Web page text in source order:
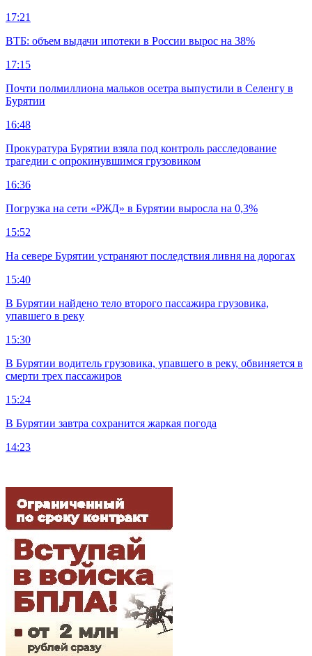
17:21
ВТБ: объем выдачи ипотеки в России вырос на 38%
17:15
Почти полмиллиона мальков осетра выпустили в Селенгу в
Бурятии
16:48
Прокуратура Бурятии взяла под контроль расследование
трагедии с опрокинувшимся грузовиком
16:36
Погрузка на сети «РЖД» в Бурятии выросла на 0,3%
15:52
На севере Бурятии устраняют последствия ливня на дорогах
15:40
В Бурятии найдено тело второго пассажира грузовика,
упавшего в реку
15:30
В Бурятии водитель грузовика, упавшего в реку, обвиняется в
смерти трех пассажиров
15:24
В Бурятии завтра сохранится жаркая погода
14:23